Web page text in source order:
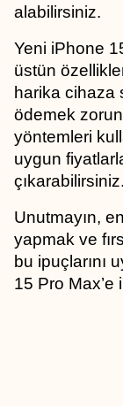
alabilirsiniz.
Yeni iPhone
üstün
harika cihaza
ödemek
yöntemleri
uygun
çıkarabilirsiniz.
Unutmayın,
yapmak ve
bu ipuçlarını
15 Pro